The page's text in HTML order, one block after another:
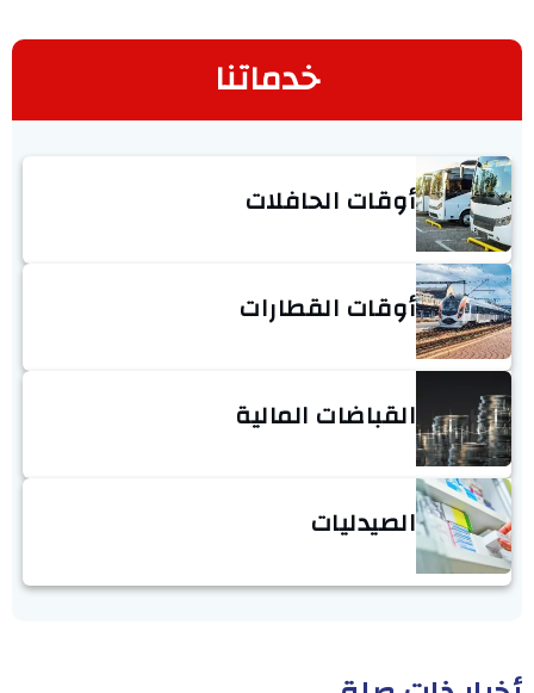
خدماتنا
أوقات الحافلات
أوقات القطارات
القباضات المالية
الصيدليات